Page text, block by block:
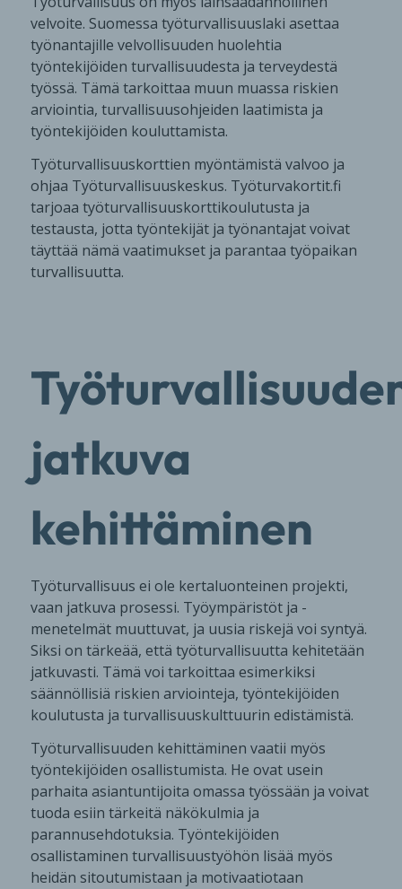
velvoite. Suomessa työturvallisuuslaki asettaa
työnantajille velvollisuuden huolehtia
työntekijöiden turvallisuudesta ja terveydestä
työssä. Tämä tarkoittaa muun muassa riskien
arviointia, turvallisuusohjeiden laatimista ja
työntekijöiden kouluttamista.
Työturvallisuuskorttien myöntämistä valvoo ja
ohjaa Työturvallisuuskeskus. Työturvakortit.fi
tarjoaa työturvallisuuskorttikoulutusta ja
testausta, jotta työntekijät ja työnantajat voivat
täyttää nämä vaatimukset ja parantaa työpaikan
turvallisuutta.
jatkuva
kehittäminen
Työturvallisuus ei ole kertaluonteinen projekti,
vaan jatkuva prosessi. Työympäristöt ja -
menetelmät muuttuvat, ja uusia riskejä voi syntyä.
Siksi on tärkeää, että työturvallisuutta kehitetään
jatkuvasti. Tämä voi tarkoittaa esimerkiksi
säännöllisiä riskien arviointeja, työntekijöiden
koulutusta ja turvallisuuskulttuurin edistämistä.
Työturvallisuuden kehittäminen vaatii myös
työntekijöiden osallistumista. He ovat usein
parhaita asiantuntijoita omassa työssään ja voivat
tuoda esiin tärkeitä näkökulmia ja
parannusehdotuksia. Työntekijöiden
osallistaminen turvallisuustyöhön lisää myös
heidän sitoutumistaan ja motivaatiotaan